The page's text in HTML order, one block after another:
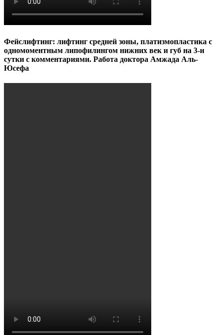
Фейслифтинг: лифтинг средней зоны, платизмопластика с
одномоментным липофилингом нижних век и губ на 3-и
сутки с комментариями. Работа доктора Амжада Аль-
Юсефа